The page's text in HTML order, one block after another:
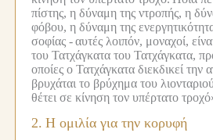
πίστης, η δύναμη της ντροπής, η
φόβου, η δύναμη της
σοφίας -αυτές λοιπόν, μοναχοί,
του Τατχάγκατα του Τατχάγκατα,
οποίες ο Τατχάγκατα διεκδικεί την
βρυχάται το βρύχημα του
θέτει σε κίνηση τον υπέρτατο
2. Η ομιλία για την κορυφή